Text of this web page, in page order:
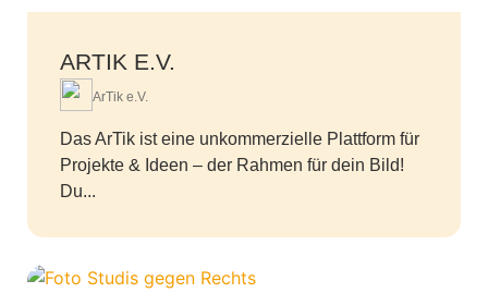
ARTIK E.V.
ArTik e.V.
Das ArTik ist eine unkommerzielle Plattform für
Projekte & Ideen – der Rahmen für dein Bild!
Du...